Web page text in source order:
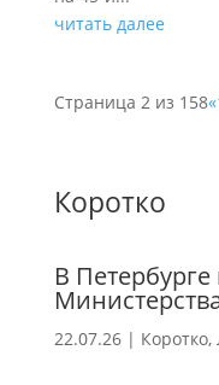
читать далее
Страница 2 из 158«
Коротко
В
22.07.26| Коротко,